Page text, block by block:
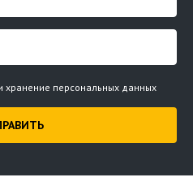
хранение персональных данных